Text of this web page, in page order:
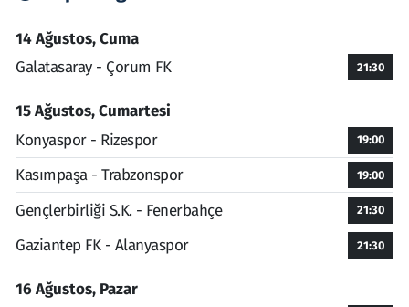
14 Ağustos, Cuma
Galatasaray - Çorum FK
21:30
15 Ağustos, Cumartesi
Konyaspor - Rizespor
19:00
Kasımpaşa - Trabzonspor 19:00
Gençlerbirliği S.K. - Fenerbahçe 21:30
Gaziantep FK - Alanyaspor 21:30
16 Ağustos, Pazar